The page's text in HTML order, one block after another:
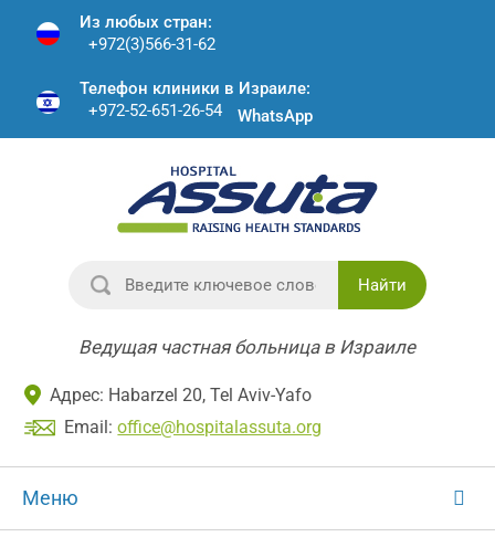
Из любых стран:
+972(3)566-31-62
Телефон клиники в Израиле:
+972-52-651-26-54
WhatsApp
Найти
Ведущая частная больница в Израиле
Адрес: Habarzel 20, Tel Aviv-Yafo
Email: office@hospitalassuta.org
Меню